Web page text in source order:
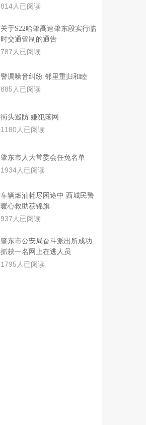
814人已阅读
关于S22哈肇高速肇东段实行临
时交通管制的通告
787人已阅读
警调噪音纠纷 邻里重归和睦
885人已阅读
街头巡防 嫌犯落网
1180人已阅读
肇东市人大常委会任免名单
1934人已阅读
车辆燃油耗尽困途中 西城民警
暖心救助获锦旗
937人已阅读
肇东市公安局奋斗派出所成功
抓获一名网上在逃人员
1795人已阅读